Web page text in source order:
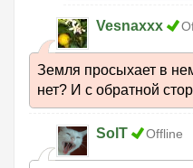
Vesnaxxx
Земля просыхает в
нет? И с обратной
SolT Offline